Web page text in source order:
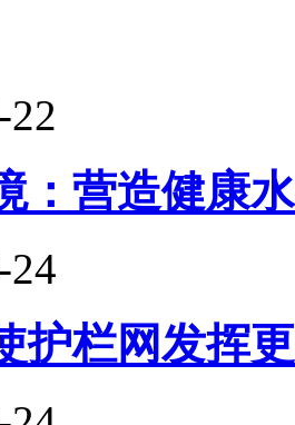
22
：营造健康
24
护栏网发挥